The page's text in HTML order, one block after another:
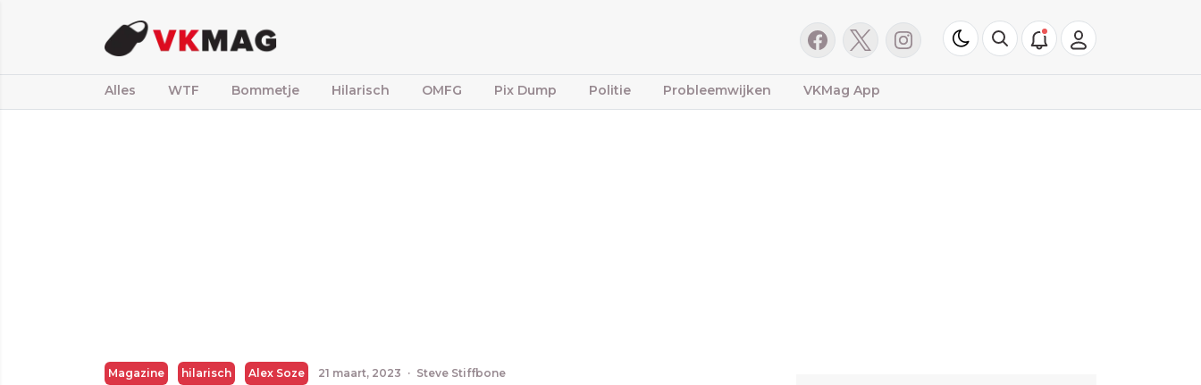
Alles WTF Bommetje Hilarisch OMFG Pix Dump Politie Probleemwijken VKMag App
Magazine hilarisch Alex Soze 21 maart, 2023 · Steve Stiffbone